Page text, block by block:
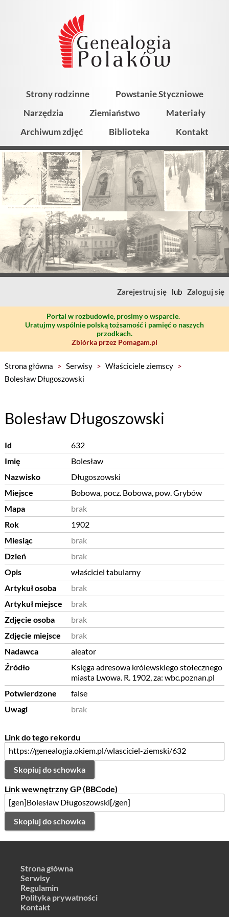
Strony rodzinne
Powstanie Styczniowe
Narzędzia
Ziemiaństwo
Materiały
Archiwum zdjęć
Biblioteka Kontakt
Zarejestruj się lub Zaloguj się
Portal w rozbudowie, prosimy o wsparcie.
Uratujmy wspólnie polską tożsamość i pamięć o naszych
przodkach.
Zbiórka przez Pomagam.pl
Strona główna > Serwisy > Właściciele ziemscy >
Bolesław Długoszowski
Bolesław Długoszowski
Id
632
Imię
Bolesław
Nazwisko
Długoszowski
Miejsce
Bobowa, pocz. Bobowa, pow. Grybów
Mapa
brak
Rok
1902
Miesiąc
brak
Dzień
brak
Opis
właściciel tabularny
Artykuł osoba
brak
Artykuł miejsce
brak
Zdjęcie osoba
brak
Zdjęcie miejsce
brak
Nadawca
aleator
Źródło
Księga adresowa królewskiego stołecznego
miasta Lwowa. R. 1902, za: wbc.poznan.pl
Potwierdzone
false
Uwagi
brak
Link do tego rekordu
Skopiuj do schowka
Link wewnętrzny GP (BBCode)
Skopiuj do schowka
Strona główna
Serwisy
Regulamin
Polityka prywatności
Kontakt